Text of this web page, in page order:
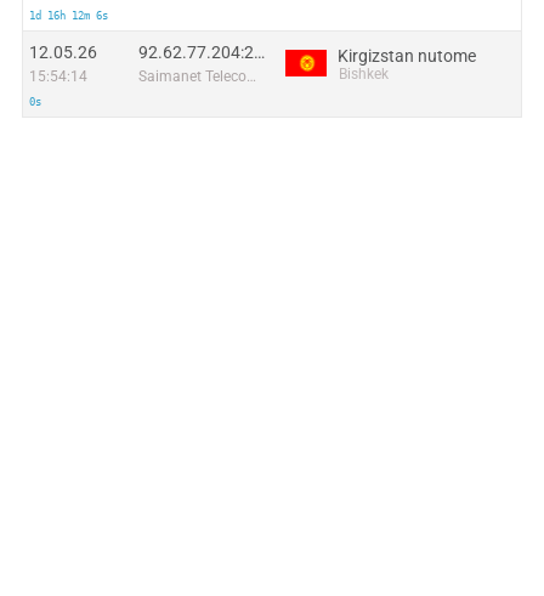
1d 16h 12m 6s
12.05.26
15:54:14
0s
92.62.77.204:29307
Saimanet Telecomunications CJSC
Kirgizstan nutome
Bishkek